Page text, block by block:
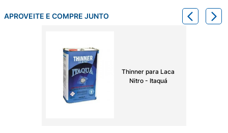
APROVEITE E COMPRE JUNTO
Thinner para Laca
Nitro - Itaquá